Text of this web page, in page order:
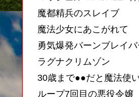
魔都精兵のスレイブ
魔法少女にあこがれて
勇気爆発バーンブレイ
ラグナクリムゾン
30歳まで●●だと魔法使
ループ7回目の悪役令嬢